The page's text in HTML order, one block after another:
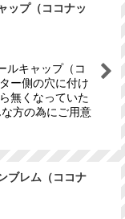
ップ（ココナッ
ルキャップ（コ
ー側の穴に付け
無くなっていた
方の為にご用意
ブレム（ココナ